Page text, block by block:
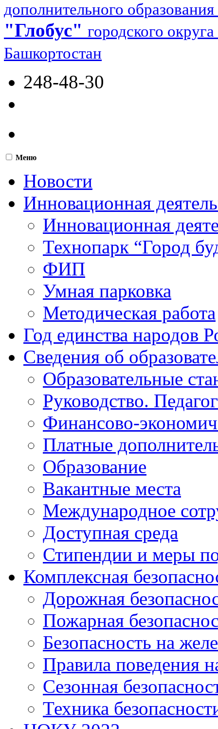
дополнительного образования
"Глобус" городского
Башкортостан
248-48-30
Меню
Новости
Инновационная
Инновационная
Технопарк “Город
ФИП
Умная парковка
Методическая работа
Год единства народов
Сведения об
Образовательные
Руководство.
Финансово-
Платные
Образование
Вакантные места
Международное
Доступная среда
Стипендии и меры
Комплексная
Дорожная
Пожарная
Безопасность на
Правила поведения
Сезонная
Техника